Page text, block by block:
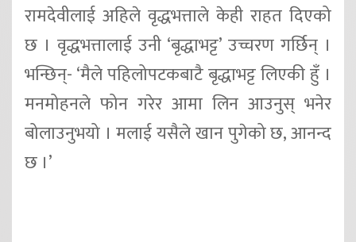
रामदेवीलाई अहिले वृद्धभत्ताले केही राहत दिएको
छ । वृद्धभत्तालाई उनी ‘बृद्धाभट्ट’ उच्चरण गर्छिन् ।
भन्छिन्- ‘मैले पहिलोपटकबाटै बृद्धाभट्ट लिएकी हुँ ।
मनमोहनले फोन गरेर आमा लिन आउनुस् भनेर
बोलाउनुभयो । मलाई यसैले खान पुगेको छ, आनन्द
छ ।’